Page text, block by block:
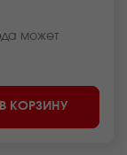
может
В КОРЗИНУ